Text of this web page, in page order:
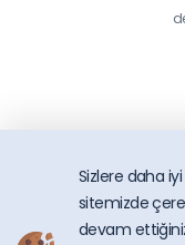
Sizlere daha
sitemizde
devam